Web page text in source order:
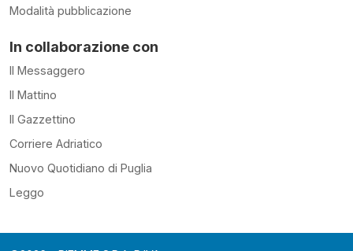
Modalità pubblicazione
In collaborazione con
Il Messaggero
Il Mattino
Il Gazzettino
Corriere Adriatico
Nuovo Quotidiano di Puglia
Leggo